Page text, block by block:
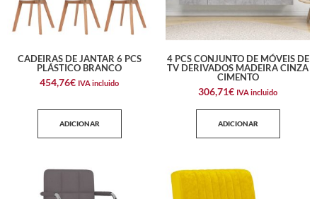
CADEIRAS DE JANTAR 6 PCS
PLÁSTICO BRANCO
454,76€ IVA incluido
ADICIONAR
4 PCS CONJUNTO DE MÓVEIS DE
TV DERIVADOS MADEIRA CINZA
CIMENTO
306,71€ IVA incluido
ADICIONAR